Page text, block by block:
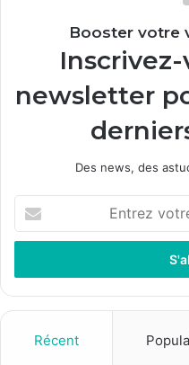
Booster votre
newsletter
Des news, des
t
e
z
Récent